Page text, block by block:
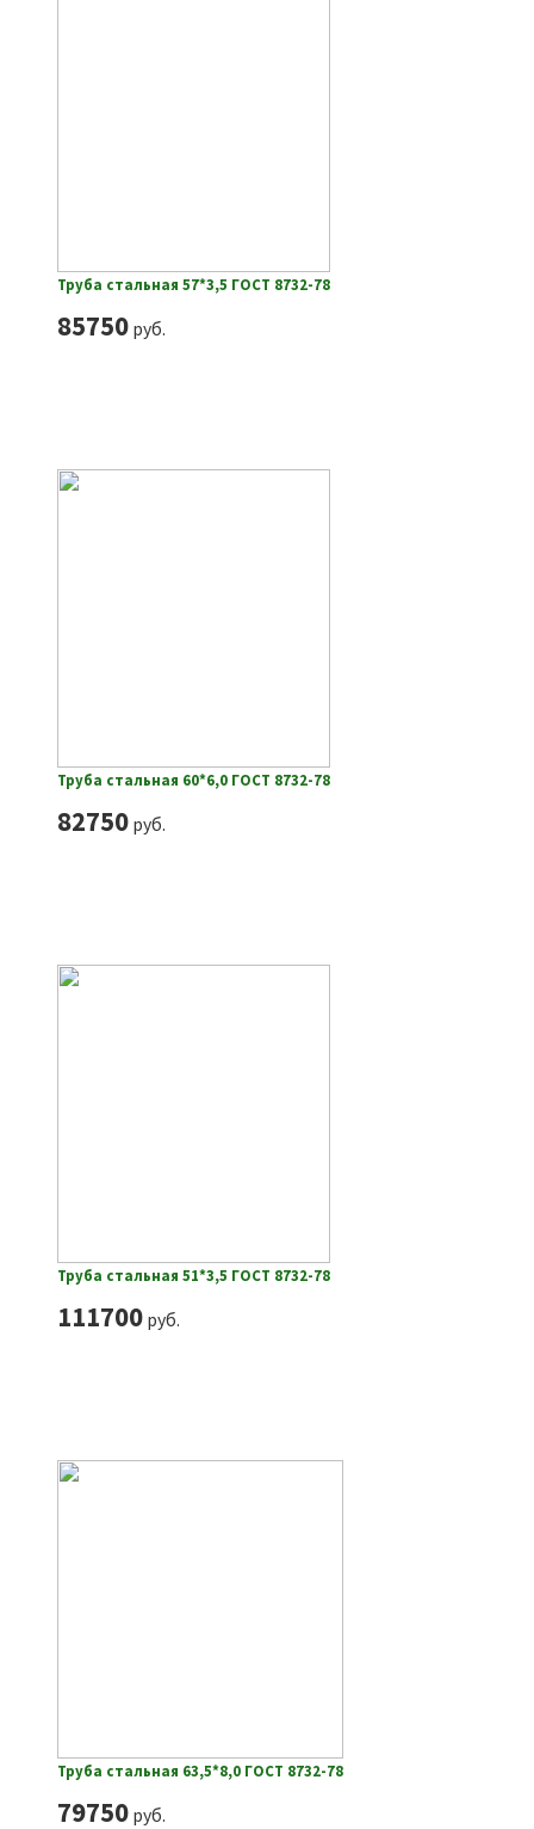
Труба стальная 57*3,5 ГОСТ 8732-78
85750руб.
Труба стальная 60*6,0 ГОСТ 8732-78
82750руб.
Труба стальная 51*3,5 ГОСТ 8732-78
111700руб.
Труба стальная 63,5*8,0 ГОСТ 8732-78
79750руб.